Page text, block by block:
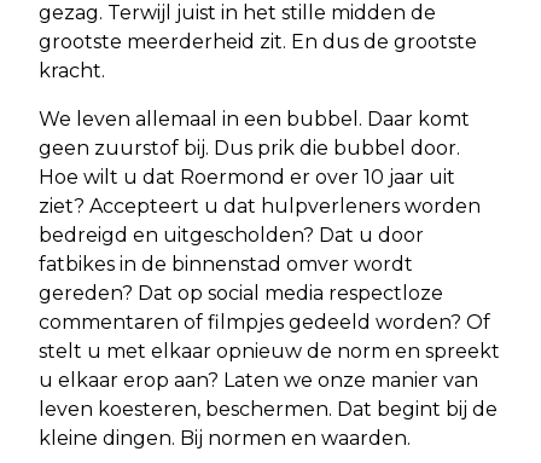
gezag. Terwijl juist in het stille midden de
grootste meerderheid zit. En dus de grootste
kracht.
We leven allemaal in een bubbel. Daar komt
geen zuurstof bij. Dus prik die bubbel door.
Hoe wilt u dat Roermond er over 10 jaar uit
ziet? Accepteert u dat hulpverleners worden
bedreigd en uitgescholden? Dat u door
fatbikes in de binnenstad omver wordt
gereden? Dat op social media respectloze
commentaren of filmpjes gedeeld worden? Of
stelt u met elkaar opnieuw de norm en spreekt
u elkaar erop aan? Laten we onze manier van
leven koesteren, beschermen. Dat begint bij de
kleine dingen. Bij normen en waarden.